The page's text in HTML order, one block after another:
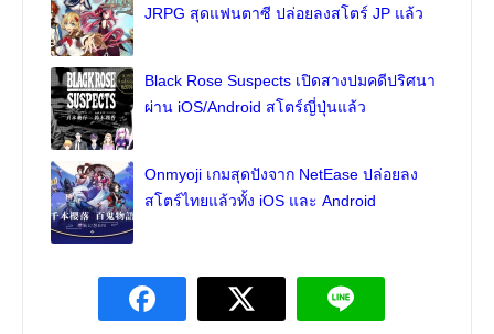
JRPG สุดแฟนตาซี ปล่อยลงสโตร์ JP แล้ว
Black Rose Suspects เปิดสางปมคดีปริศนา
ผ่าน iOS/Android สโตร์ญี่ปุ่นแล้ว
Onmyoji เกมสุดปังจาก NetEase ปล่อยลง
สโตร์ไทยแล้วทั้ง iOS และ Android